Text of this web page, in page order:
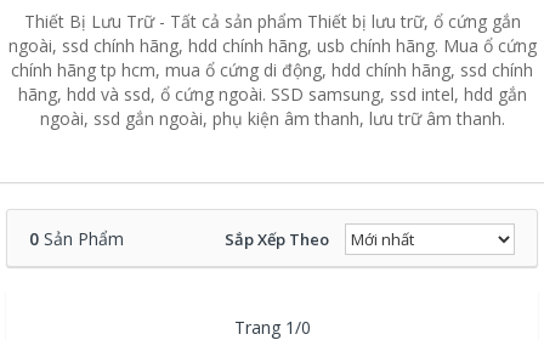
Thiết Bị Lưu Trữ - Tất cả sản phẩm Thiết bị lưu trữ, ổ cứng gắn
ngoài, ssd chính hãng, hdd chính hãng, usb chính hãng. Mua ổ cứng
chính hãng tp hcm, mua ổ cứng di động, hdd chính hãng, ssd chính
hãng, hdd và ssd, ổ cứng ngoài. SSD samsung, ssd intel, hdd gắn
ngoài, ssd gắn ngoài, phụ kiện âm thanh, lưu trữ âm thanh.
0 Sản Phẩm Sắp Xếp Theo
Trang 1/0